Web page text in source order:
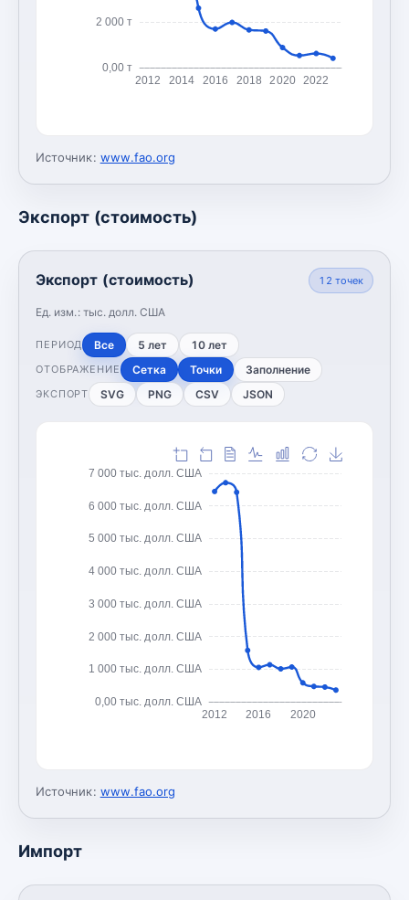
0,00 т
2 000 т
2012 2014 2016 2018 2020 2022
Источник: www.fao.org
Экспорт (стоимость)
Экспорт (стоимость)
Ед. изм.: тыс. долл. США
12 точек
ПЕРИОД Все 5 лет 10 лет
ОТОБРАЖЕНИЕ Сетка Точки Заполнение
ЭКСПОРТ SVG PNG CSV JSON
0,00 тыс. долл. США
1 000 тыс. долл. США
2 000 тыс. долл. США
3 000 тыс. долл. США
4 000 тыс. долл. США
5 000 тыс. долл. США
6 000 тыс. долл. США
7 000 тыс. долл. США
2012 2016 2020
Источник: www.fao.org
Импорт